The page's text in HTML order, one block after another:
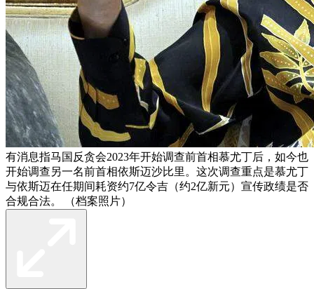
有消息指马国反贪会2023年开始调查前首相慕尤丁后，如今也
开始调查另一名前首相依斯迈沙比里。这次调查重点是慕尤丁
与依斯迈在任期间耗资约7亿令吉（约2亿新元）宣传政绩是否
合规合法。 （档案照片）